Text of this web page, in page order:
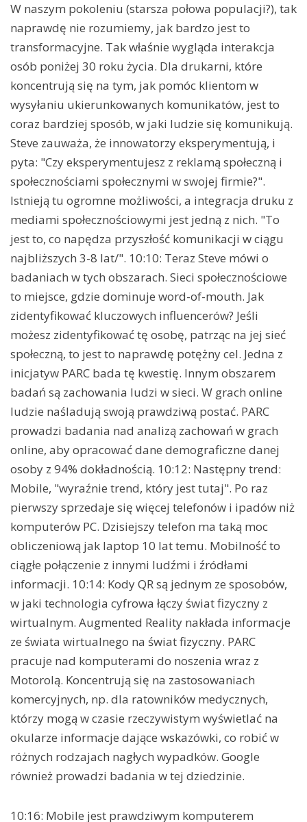
W naszym pokoleniu (starsza połowa populacji?), tak
naprawdę nie rozumiemy, jak bardzo jest to
transformacyjne. Tak właśnie wygląda interakcja
osób poniżej 30 roku życia. Dla drukarni, które
koncentrują się na tym, jak pomóc klientom w
wysyłaniu ukierunkowanych komunikatów, jest to
coraz bardziej sposób, w jaki ludzie się komunikują.
Steve zauważa, że innowatorzy eksperymentują, i
pyta: "Czy eksperymentujesz z reklamą społeczną i
społecznościami społecznymi w swojej firmie?".
Istnieją tu ogromne możliwości, a integracja druku z
mediami społecznościowymi jest jedną z nich. "To
jest to, co napędza przyszłość komunikacji w ciągu
najbliższych 3-8 lat/". 10:10: Teraz Steve mówi o
badaniach w tych obszarach. Sieci społecznościowe
to miejsce, gdzie dominuje word-of-mouth. Jak
zidentyfikować kluczowych influencerów? Jeśli
możesz zidentyfikować tę osobę, patrząc na jej sieć
społeczną, to jest to naprawdę potężny cel. Jedna z
inicjatyw PARC bada tę kwestię. Innym obszarem
badań są zachowania ludzi w sieci. W grach online
ludzie naśladują swoją prawdziwą postać. PARC
prowadzi badania nad analizą zachowań w grach
online, aby opracować dane demograficzne danej
osoby z 94% dokładnością. 10:12: Następny trend:
Mobile, "wyraźnie trend, który jest tutaj". Po raz
pierwszy sprzedaje się więcej telefonów i ipadów niż
komputerów PC. Dzisiejszy telefon ma taką moc
obliczeniową jak laptop 10 lat temu. Mobilność to
ciągłe połączenie z innymi ludźmi i źródłami
informacji. 10:14: Kody QR są jednym ze sposobów,
w jaki technologia cyfrowa łączy świat fizyczny z
wirtualnym. Augmented Reality nakłada informacje
ze świata wirtualnego na świat fizyczny. PARC
pracuje nad komputerami do noszenia wraz z
Motorolą. Koncentrują się na zastosowaniach
komercyjnych, np. dla ratowników medycznych,
którzy mogą w czasie rzeczywistym wyświetlać na
okularze informacje dające wskazówki, co robić w
różnych rodzajach nagłych wypadków. Google
również prowadzi badania w tej dziedzinie.
10:16: Mobile jest prawdziwym komputerem